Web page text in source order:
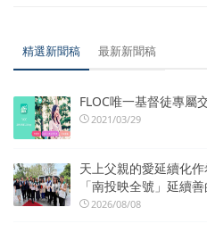
精選新聞稿 最新新聞稿
FLOC唯一基督徒專屬
2021/03/29
天上父親的愛延續化
「南投映全號」延續
2026/08/08